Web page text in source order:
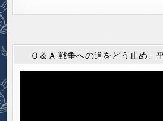
Ｑ＆Ａ 戦争への道をどう止め、